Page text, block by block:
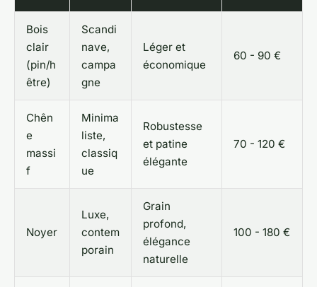
Bois
clair
(pin/h
être)
Scandi
nave,
campa
gne
Léger et
économique
60 - 90 €
Chên
e
massi
f
Minima
liste,
classiq
ue
Robustesse
et patine
élégante
70 - 120 €
Noyer
Luxe,
contem
porain
Grain
profond,
élégance
naturelle
100 - 180 €